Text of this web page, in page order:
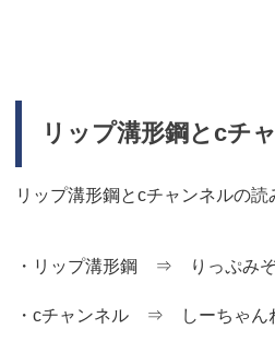
リップ溝形鋼とcチ
リップ溝形鋼とcチャンネルの読
・リップ溝形鋼 ⇒ りっぷみぞ
・cチャンネル ⇒ しーちゃん